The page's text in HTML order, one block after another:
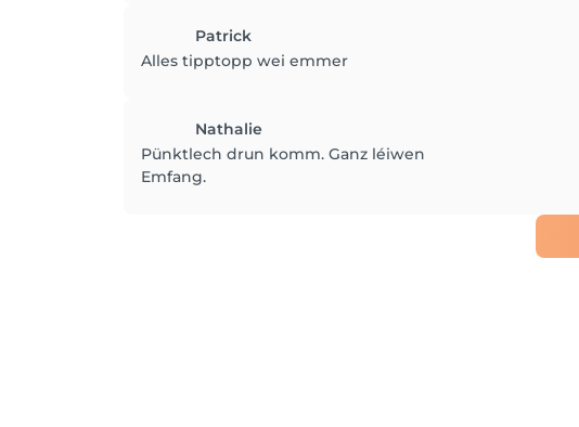
Patrick
Alles tipptopp wei emmer
Nathalie
Pünktlech drun komm. Ganz léiwen
Emfang.